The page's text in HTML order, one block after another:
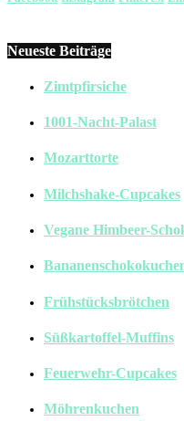
Neueste Beiträge
Zimtpfirsiche
1001-Nacht-Palast
Mozarttorte
Milchshake-Cupcakes
Vegane Himbeer-
Frühstücksbrötchen
Süßkartoffel-Muffins
Feuerwehr-Cupcakes
Möhrenkuchen